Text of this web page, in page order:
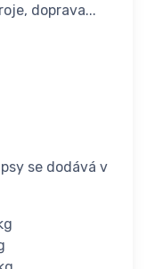
doprava...
se dodává v